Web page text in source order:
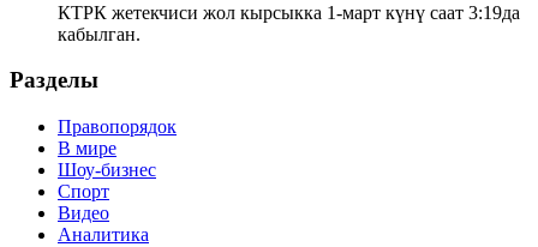
КТРК жетекчиси жол кырсыкка 1-март күнү саат 3:19да
кабылган.
Разделы
Правопорядок
В мире
Шоу-бизнес
Спорт
Видео
Аналитика